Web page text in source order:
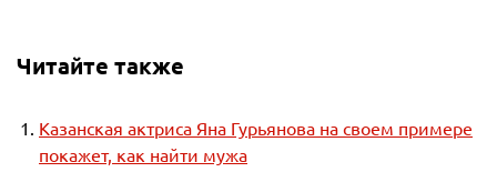
Читайте также
Казанская актриса Яна Гурьянова на своем примере
покажет, как найти мужа